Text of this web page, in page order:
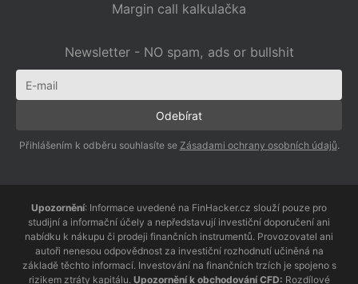
Margin call kalkulačka
Newsletter - NO spam, ads or bullshit
Přihlášením k odběru souhlasíte se Zásadami ochrany osobních údajů.
Upozornění: Informace uvedené na FinHacker.cz slouží pouze pro
studijní a informační účely a nepředstavují investiční doporučení ani
nabídku k nákupu či prodeji finančních instrumentů. Provozovatel ani
autoři nenesou odpovědnost za investiční rozhodnutí učiněná na
základě těchto informací. Investování na finančních trzích je spojeno s
rizikem ztráty kapitálu. Upozornění k obchodování CFD: Rozdílové